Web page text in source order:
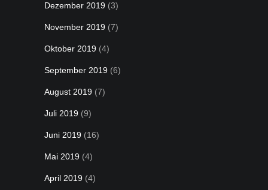
Dezember 2019 (3)
November 2019 (7)
Oktober 2019 (4)
September 2019 (6)
August 2019 (7)
Juli 2019 (9)
Juni 2019 (16)
Mai 2019 (4)
April 2019 (4)